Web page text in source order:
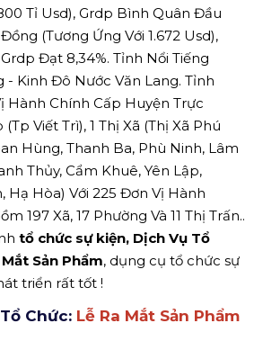
Tỉ Usd), Grdp Bình Quân Đầu
(Tương Ứng Với 1.672 Usd),
Đạt 8,34%. Tỉnh Nổi Tiếng
- Kinh Đô Nước Văn Lang. Tỉnh
Hành Chính Cấp Huyện Trực
Viết Trì), 1 Thị Xã (Thị Xã Phú
Hùng, Thanh Ba, Phù Ninh, Lâm
Thủy, Cẩm Khuê, Yên Lập,
Hạ Hòa) Với 225 Đơn Vị Hành
197 Xã, 17 Phường Và 11 Thị Trấn..
tổ chức sự kiện, Dịch Vụ Tổ
Sản Phẩm, dụng cụ tổ chức sự
triển rất tốt !
Chức: Lễ Ra Mắt Sản Phẩm